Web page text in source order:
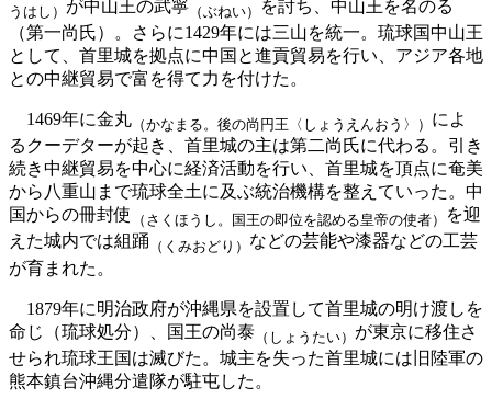
うはし） が中山王の武寧 （ぶねい）
を討ち、中山王を名のる
（第一尚氏）。さらに1429年には三山を統一。琉球国中山王
として、首里城を拠点に中国と進貢貿易を行い、アジア各地
との中継貿易で富を得て力を付けた。
1469年に金丸 （かなまる。後の尚円王〈しょうえんおう〉） によ
るクーデターが起き、首里城の主は第二尚氏に代わる。引き
続き中継貿易を中心に経済活動を行い、首里城を頂点に奄美
から八重山まで琉球全土に及ぶ統治機構を整えていった。中
国からの冊封使
（さくほうし。国王の即位を認める皇帝の使者）
を迎
えた城内では組踊 （くみおどり） などの芸能や漆器などの工芸
が育まれた。
1879年に明治政府が沖縄県を設置して首里城の明け渡しを
命じ（琉球処分）、国王の尚泰 （しょうたい） が東京に移住さ
せられ琉球王国は滅びた。城主を失った首里城には旧陸軍の
熊本鎮台沖縄分遣隊が駐屯した。